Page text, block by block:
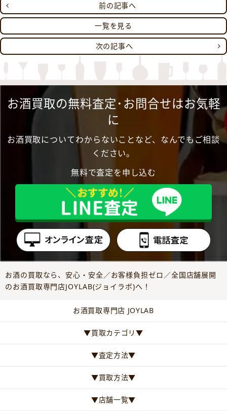
前の記事へ
一覧を見る
次の記事へ
お酒買取の無料査定･お問合せはお気軽
に
お酒買取についてわからないことなど、なんでもご相談
ください。
無料で査定を申し込む
お酒の買取なら、安心・安全／お客様負担ゼロ／全国店舗展開
のお酒買取専門店JOYLAB(ジョイラボ)へ！
お酒買取専門店 JOYLAB
▼買取カテゴリ▼
▼査定方法▼
▼買取方法▼
▼店舗一覧▼